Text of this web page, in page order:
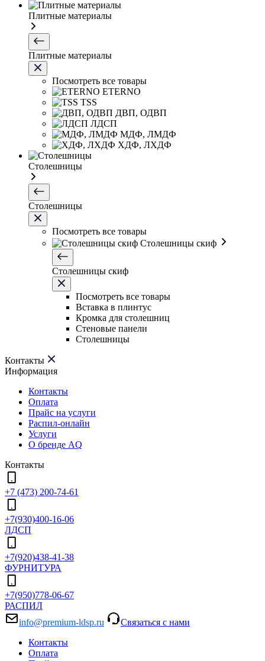
Плитные материалы
Плитные материалы
Посмотреть все товары
ETERNO
TSS
ДВП, ОДВП
ЛДСП
МДФ, ЛМДФ
ХДФ, ЛХДФ
Столешницы
Столешницы
Посмотреть все товары
Столешницы скиф
Столешницы скиф
Посмотреть все товары
Вставка в плинтус
Кромка для столешниц
Стеновые панели
Столешницы
Контакты
Информация
Контакты
Оплата
Прайс на услуги
Распил-онлайн
Услуги
О бренде AQ
Контакты
+7 (473) 200-74-61
+7(930)400-16-06
ЛДСП
+7(920)438-41-38
ФУРНИТУРА
+7(950)778-06-67
РАСПИЛ
info@premium-ldsp.ru
Связаться с нами
Контакты
Оплата